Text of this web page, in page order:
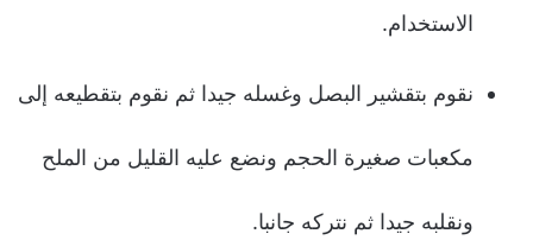
الاستخدام.
نقوم بتقشير البصل وغسله جيدا ثم نقوم بتقطيعه إلى
مكعبات صغيرة الحجم ونضع عليه القليل من الملح
ونقلبه جيدا ثم نتركه جانبا.